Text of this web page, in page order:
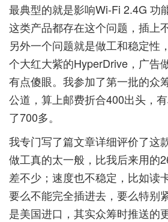
最典型的就是影响Wi-Fi 2.4G 功
这类产品都存在这个问题，插上
另外一个问题就是做工和稳定性
个大红大紫的HyperDrive，广告
有点傻眼。我参加了第一批的众
公道，算上邮费折合400出头，
了700多。
我专门写了篇文章详细评价了这
做工真的太一般，比我后来用的
差不少；速度也不稳定，比如读
要么不能完全插进去，要么特别
是美国进口，其实众筹时推送的